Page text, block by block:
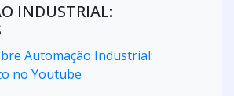
INDUSTRIAL:
Automação Industrial:
no Youtube